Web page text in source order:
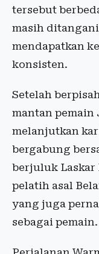
tersebut
masih
mendapatkan
konsisten.
Setelah
mantan pemain
melanjutkan
bergabung
berjuluk Laskar
pelatih asal
yang juga
sebagai pemain.